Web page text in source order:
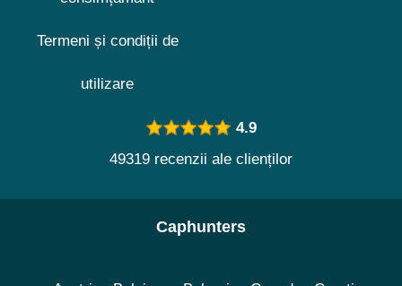
Termeni și condiții de
utilizare
4.9
49319 recenzii ale clienților
Caphunters